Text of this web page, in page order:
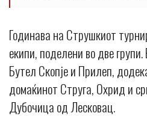
Годинава на Струшкиот
екипи, поделени во две
Бутел Скопје и Прилеп,
домаќинот Струга, Охрид и
Дубочица од Лесковац.